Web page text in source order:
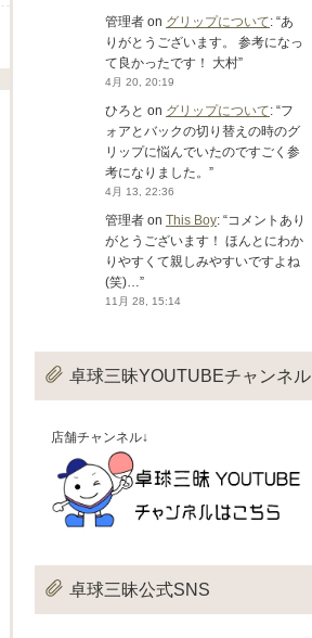
管理者 on グリップについて: “あ
りがとうございます。 参考になっ
て良かったです！ 大村”
4月 20, 20:19
ひろと on グリップについて: “フ
ォアとバックの切り替えの時のグ
リップに悩んでいたのですごく参
考になりました。 ”
4月 13, 22:36
管理者 on This Boy: “コメントあり
がとうございます！ ほんとにわか
りやすくて親しみやすいですよね
(笑)…”
11月 28, 15:14
卓球三昧YOUTUBEチャンネル
店舗チャンネル↓
卓球三昧公式SNS